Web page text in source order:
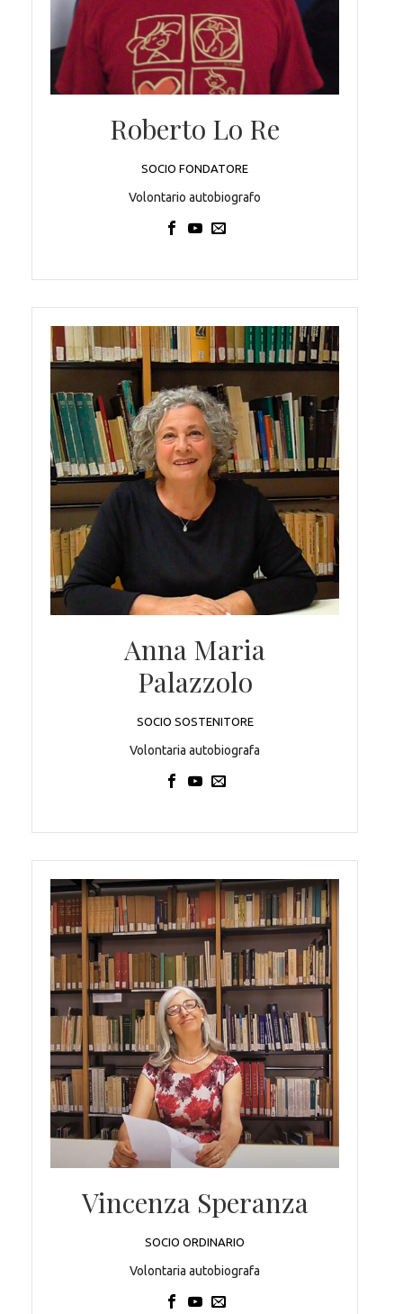
Roberto Lo Re
SOCIO FONDATORE
Volontario autobiografo
Anna Maria
Palazzolo
SOCIO SOSTENITORE
Volontaria autobiografa
Vincenza Speranza
SOCIO ORDINARIO
Volontaria autobiografa